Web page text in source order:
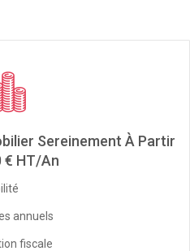
Sereinement À Partir
€ HT/an
annuels
fiscale